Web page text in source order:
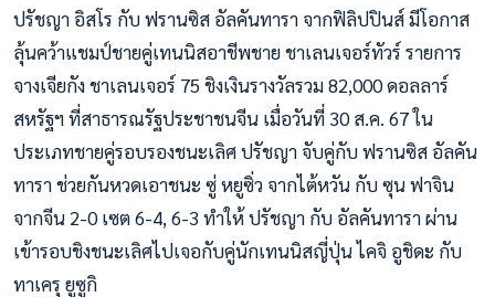
ปรัชญา อิสโร กับ ฟรานซิส อัลคันทารา จากฟิลิปปินส์ มีโอกาส
ลุ้นคว้าแชมป์ชายคู่เทนนิสอาชีพชาย ชาเลนเจอร์ทัวร์ รายการ
จางเจียกัง ชาเลนเจอร์ 75 ชิงเงินรางวัลรวม 82,000 ดอลลาร์
สหรัฐฯ ที่สาธารณรัฐประชาชนจีน เมื่อวันที่ 30 ส.ค. 67 ใน
ประเภทชายคู่รอบรองชนะเลิศ ปรัชญา จับคู่กับ ฟรานซิส อัลคัน
ทารา ช่วยกันหวดเอาชนะ ซู่ หยูซิ่ว จากไต้หวัน กับ ซุน ฟาจิน
จากจีน 2-0 เซต 6-4, 6-3 ทำให้ ปรัชญา กับ อัลคันทารา ผ่าน
เข้ารอบชิงชนะเลิศไปเจอกับคู่นักเทนนิสญี่ปุ่น ไคจิ อูชิดะ กับ
ทาเครุ ยูซูกิ